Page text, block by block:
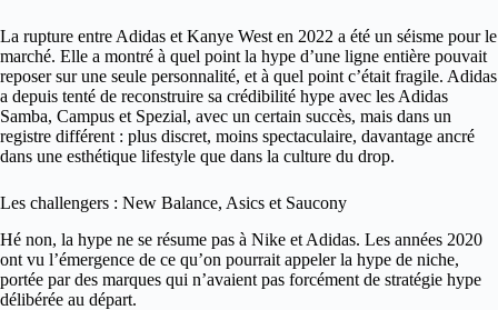
La rupture entre Adidas et Kanye West en 2022 a été un séisme pour le
marché. Elle a montré à quel point la hype d’une ligne entière pouvait
reposer sur une seule personnalité, et à quel point c’était fragile. Adidas
a depuis tenté de reconstruire sa crédibilité hype avec les Adidas
Samba, Campus et Spezial, avec un certain succès, mais dans un
registre différent : plus discret, moins spectaculaire, davantage ancré
dans une esthétique lifestyle que dans la culture du drop.
Les challengers : New Balance, Asics et Saucony
Hé non, la hype ne se résume pas à Nike et Adidas. Les années 2020
ont vu l’émergence de ce qu’on pourrait appeler la hype de niche,
portée par des marques qui n’avaient pas forcément de stratégie hype
délibérée au départ.